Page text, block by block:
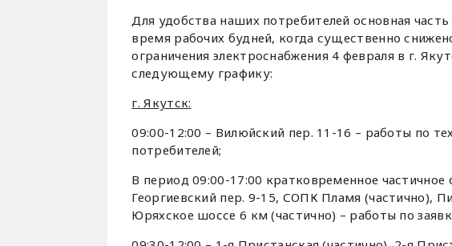
Для удобства наших потребителей основная
время рабочих будней, когда существенно
ограничения электроснабжения 4 февраля в г.
следующему графику:
г. Якутск:
09:00-12:00 – Вилюйский пер. 11-16 – работы по
потребителей;
В период 09:00-17:00 кратковременное
Георгиевский пер. 9-15, СОПК Пламя (частично),
Юряхское шоссе 6 км (частично) – работы по